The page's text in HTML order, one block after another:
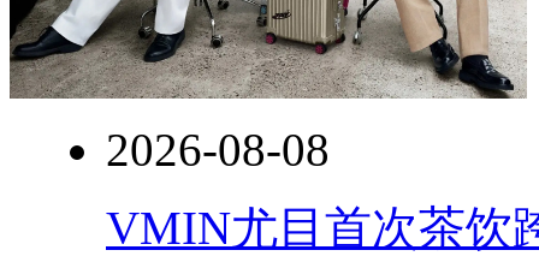
2026-08-08
VMIN尤目首次茶饮